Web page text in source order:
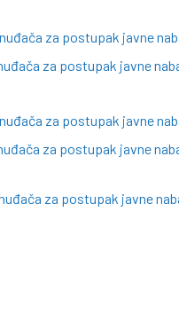
za postupak javne
za postupak javne
za postupak javne
za postupak javne
za postupak javne